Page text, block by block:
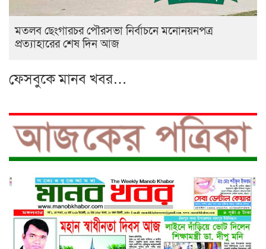
মতলব ছেংগারচর পৌরসভা নির্বাচনে মনোনয়নপত্র
প্রত্যাহারের শেষ দিন আজ
ফেসবুকে মানব খবর…